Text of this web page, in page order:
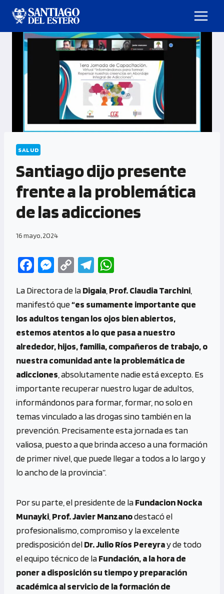
SALUD
Santiago dijo presente
frente a la problemática
de las adicciones
16 mayo, 2024
Fa
b
o
o
k
M
se
n
g
er
C
py
Li
n
k
Te
gr
a
m
at
s
A
p
p
La Directora de laDigaia Prof. Claudia Tarchini
manifestó que“es sumamente importante que
los adultos tengan los ojos bien abiertos,
estemos atentos a lo que pasa a nuestro
alrededor, hijos, familia, compañeros de trabajo, o
nuestra comunidad ante la problemática de
adicciones , absolutamente nadie está excepto. Es
importante recuperar nuestro lugar de adultos,
informándonos para formar, formar, no solo en
temas vinculado a las drogas sino también en la
prevención. Precisamente esta jornada es tan
valiosa, puesto a que brinda acceso a una formación
de primer nivel, que puede llegar a todos a lo largo y
lo ancho de la provincia”.
Por su parte, el presidente de laFundacion Nocka
Munayki Prof. Javier Manzanodestacó el
profesionalismo, compromiso y la excelente
predisposición delDr. Julio Ríos Pereyray de todo
el equipo técnico de laFundación, a la hora de
poner a disposición su tiempo y preparación
académica al servicio de la formación de